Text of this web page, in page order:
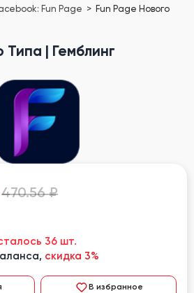
Fun Page
Fun Page Нового
Типа | Гемблинг
470.56 ₽
36 шт.
скидка 3%
В избранное